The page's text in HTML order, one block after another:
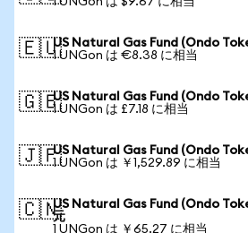
🇪🇺US Natural Gas Fund (Ondo
1 UNGon は €8.38 に相当
🇬🇧US Natural Gas Fund (Ondo
1 UNGon は £7.18 に相当
🇯🇵US Natural Gas Fund (Ondo
1 UNGon は ￥1,529.89 に相当
🇨🇳US Natural Gas Fund (Ondo
元
1 UNGon は ￥65.27 に相当